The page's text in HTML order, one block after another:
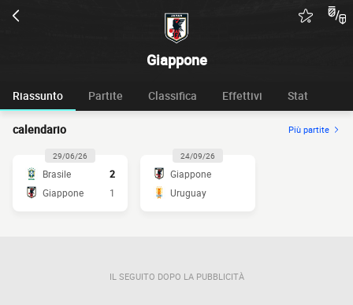
Giappone
Riassunto Partite Classifica Effettivi Stat
calendario Più partite
29/06/26
Brasile
2
Giappone
1
24/09/26
Giappone
Uruguay
IL SEGUITO DOPO LA PUBBLICITÀ